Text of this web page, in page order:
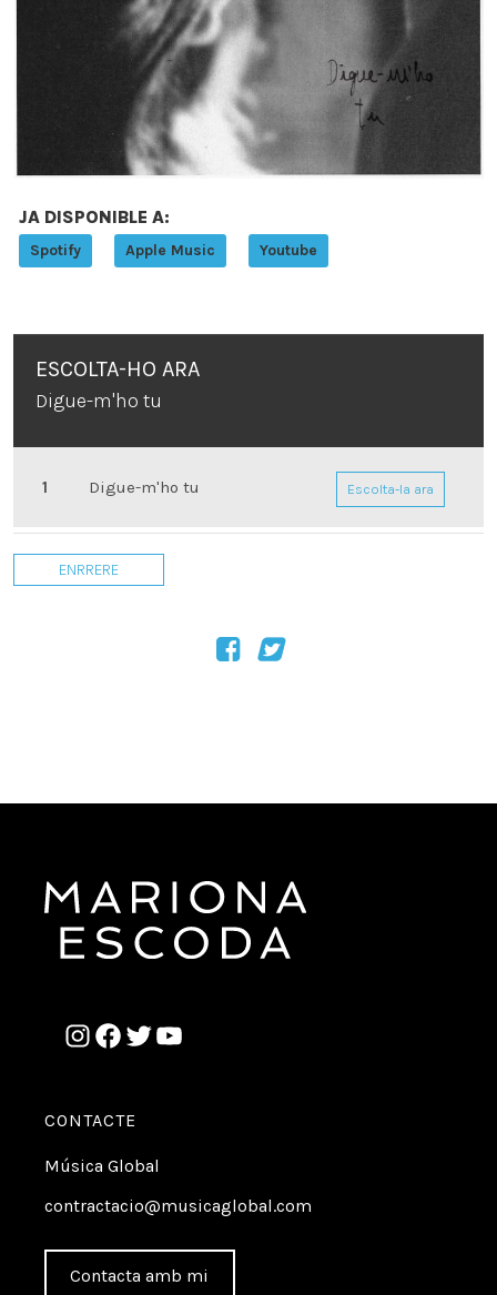
ES
JA DISPONIBLE A:
Spotify Apple Music Youtube
Escolta-la ara
Digue-m'ho tu
ESCOLTA-HO ARA
Digue-m'ho tu
ENRRERE
CONTACTE
Música Global
contractacio@musicaglobal.com
Contacta amb mi